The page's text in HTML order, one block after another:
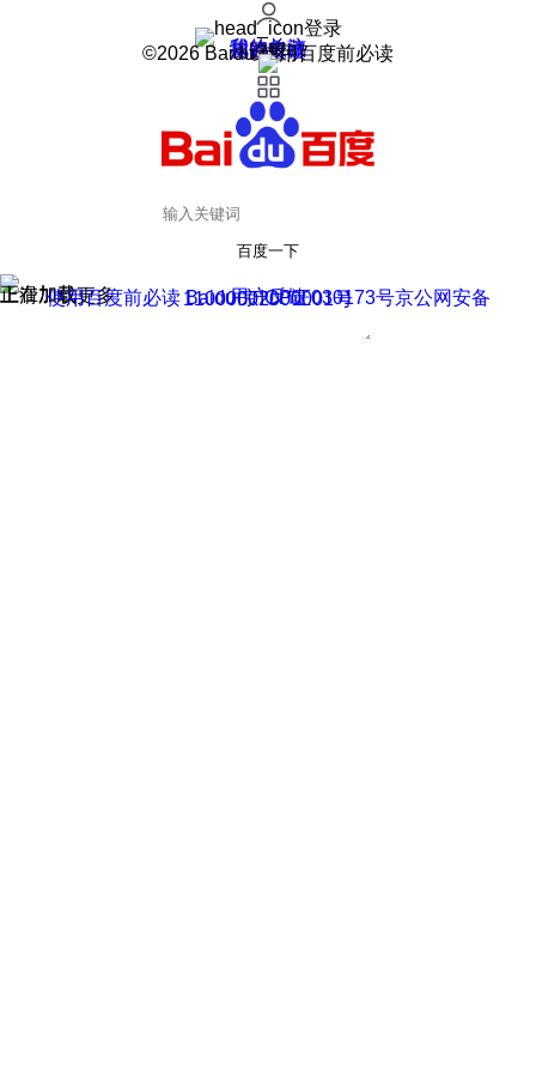
登录
我的关注
我的收藏
皮肤中心
用户反馈
设置
©2026 Baidu 使用百度前必读
百度一下
正在加载
上滑加载更多 用户反馈
使用百度前必读 Baidu 京ICP证030173号
京公网安备11000002000001号